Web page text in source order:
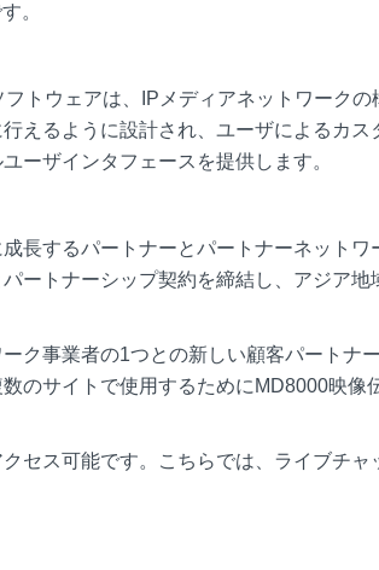
。
トウェアは、IPメディアネットワークの
えるように設計され、ユーザによるカス
ーザインタフェースを提供します。
長するパートナーとパートナーネットワ
ートナーシップ契約を締結し、アジア地
ク事業者の1つとの新しい顧客パートナー
のサイトで使用するためにMD8000映像
セス可能です。こちらでは、ライブチャ